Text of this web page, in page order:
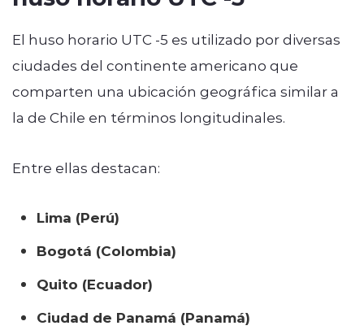
El huso horario UTC -5 es utilizado por diversas
ciudades del continente americano que
comparten una ubicación geográfica similar a
la de Chile en términos longitudinales.
Entre ellas destacan:
Lima (Perú)
Bogotá (Colombia)
Quito (Ecuador)
Ciudad de Panamá (Panamá)